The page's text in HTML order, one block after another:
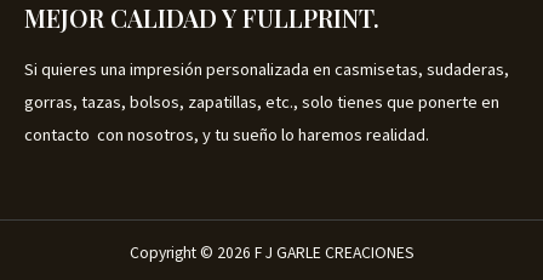
MEJOR CALIDAD Y FULLPRINT.
Si quieres una impresión personalizada en casmisetas, sudaderas,
gorras, tazas, bolsos, zapatillas, etc., solo tienes que ponerte en
contacto con nosotros, y tu sueño lo haremos realidad.
Copyright © 2026 F J GARLE CREACIONES